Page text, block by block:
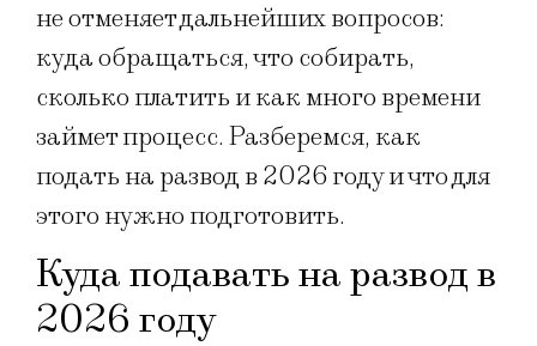
не отменяет дальнейших вопросов:
куда обращаться, что собирать,
сколько платить и как много времени
займет процесс. Разберемся, как
подать на развод в 2026 году и что для
этого нужно подготовить.
Куда подавать на развод в
2026 году